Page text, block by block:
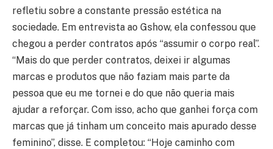
refletiu sobre a constante pressão estética na
sociedade. Em entrevista ao Gshow, ela confessou que
chegou a perder contratos após “assumir o corpo real”.
“Mais do que perder contratos, deixei ir algumas
marcas e produtos que não faziam mais parte da
pessoa que eu me tornei e do que não queria mais
ajudar a reforçar. Com isso, acho que ganhei força com
marcas que já tinham um conceito mais apurado desse
feminino”, disse. E completou: “Hoje caminho com